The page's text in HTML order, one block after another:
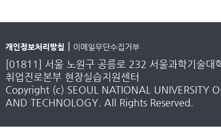
개인정보처리방침 이메일무단수집거부
[01811] 서울 노원구 공릉로 232 서울과학기술대
취업진로본부 현장실습지원센터
Copyright (c) SEOUL NATIONAL UNIVERSITY
AND TECHNOLOGY. All Rights Reserved.